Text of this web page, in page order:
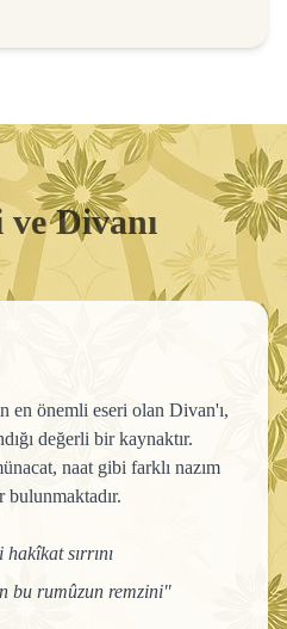
Divanı
en önemli eseri olan Divan'ı,
değerli bir kaynaktır.
naat gibi farklı nazım
bulunmaktadır.
sırrını
bu rumûzun remzini"